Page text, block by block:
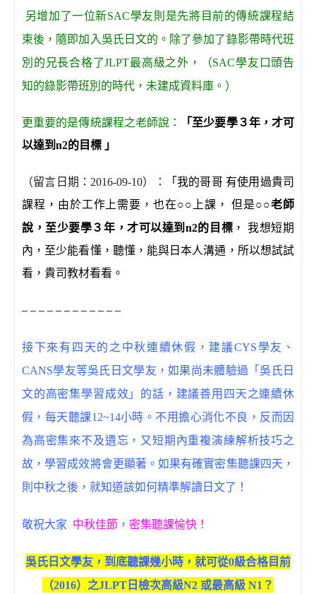
另增加了一位新SAC學友則是先將目前的傳統課程結
束後，隨即加入吳氏日文的。 除了參加了錄影帶時代班
別的兄長合格了JLPT最高級之外，（SAC學友 口頭告
知的錄影帶班別的時代，未建成資料庫。）
更重要的是傳統課程之老師說：
「至少要學３年，才可
以達到n2的目標 」
（留言日期：2016-09-10）： 「我的哥哥有使用過貴司
課程，由於工作上需要，也在○○ 上課， 但是○○老師
說，至少要學３年，才可以達到n2的目標 ， 我想短期
內，至少能看懂，聽懂，能與日本人溝通，所以想試試
看，貴司教材看看。
– – – – – – – – – – – –
接下來有四天的之中秋連續休假，建議CYS學友、
CANS學友等吳氏日文學友，如果尚未體驗過「吳氏日
文的高密集學習成效」的話，建議善用四天之連續休
假，每天聽課12~14小時。不用擔心消化不良，反而因
為高密集來不及遺忘，又短期內重複演練解析技巧之
故，學習成效將會更顯著。如果有確實密集聽課四天，
則中秋之後，就知道該如何精準解讀日文了！
敬祝大家 中秋佳節 ， 密集聽課愉快！
吳氏日文學友，到底聽課幾小時，就可從0級合格目前
（2016）之JLPT日檢次高級N2 或最高級 N1？